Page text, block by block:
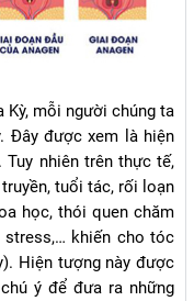
Kỳ, mỗi người chúng ta
Đây được xem là hiện
nhiên trên thực tế,
tuổi tác, rối loạn
học, thói quen chăm
stress,… khiến cho tóc
Hiện tượng này được
ý để đưa ra những